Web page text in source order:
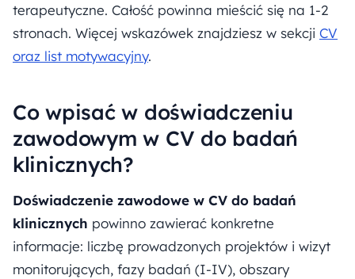
terapeutyczne. Całość powinna mieścić się na 1-2
stronach. Więcej wskazówek znajdziesz w sekcji CV
oraz list motywacyjny.
Co wpisać w doświadczeniu
zawodowym w CV do badań
klinicznych?
Doświadczenie zawodowe w CV do badań
klinicznych powinno zawierać konkretne
informacje: liczbę prowadzonych projektów i wizyt
monitorujących, fazy badań (I-IV), obszary